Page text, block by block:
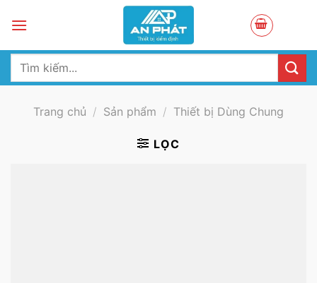
Tìm
Trang chủ / Sản phẩm / Thiết bị Dùng Chung
LỌC